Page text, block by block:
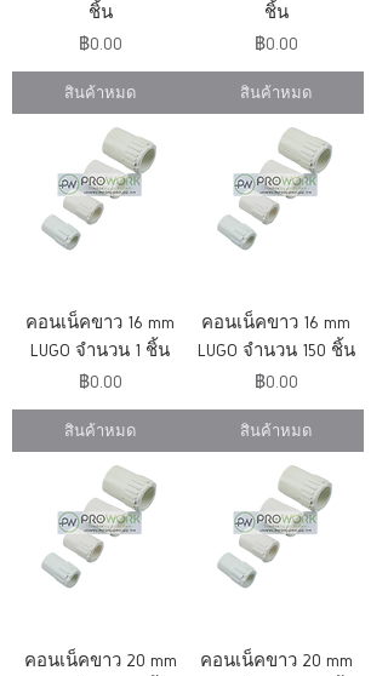
ชิ้น
ราคา
฿0.00
สินค้าหมด
ชิ้น
ราคา
฿0.00
สินค้าหมด
คอนเน็คขาว 16 mm
LUGO จำนวน 1 ชิ้น
ราคา
฿0.00
สินค้าหมด
คอนเน็คขาว 16 mm
LUGO จำนวน 150 ชิ้น
ราคา
฿0.00
สินค้าหมด
คอนเน็คขาว 20 mm
คอนเน็คขาว 20 mm